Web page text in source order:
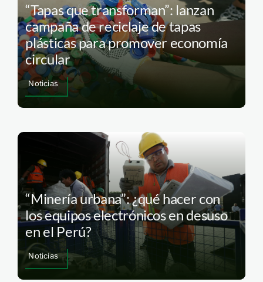
“Tapas que transforman”: lanzan
campaña de reciclaje de tapas
plásticas para promover economía
circular
Noticias
“Minería urbana”: ¿qué hacer con
los equipos electrónicos en desuso
en el Perú?
Noticias